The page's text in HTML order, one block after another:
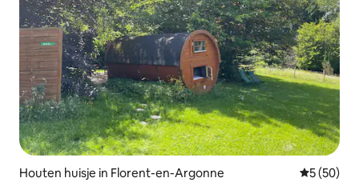
Houten huisje in Florent-en-Argonne
5 (50)